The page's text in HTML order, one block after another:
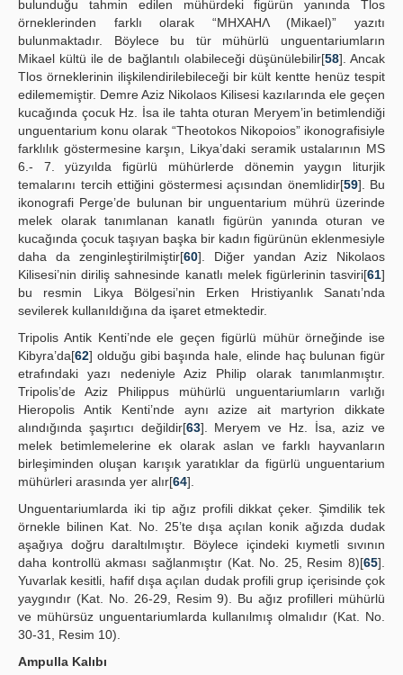
bulunduğu tahmin edilen mühürdeki figürün yanında Tlos
örneklerinden farklı olarak “MHXAHΛ (Mikael)” yazıtı
bulunmaktadır. Böylece bu tür mühürlü unguentariumların
Mikael kültü ile de bağlantılı olabileceği düşünülebilir[58]. Ancak
Tlos örneklerinin ilişkilendirilebileceği bir kült kentte henüz tespit
edilememiştir. Demre Aziz Nikolaos Kilisesi kazılarında ele geçen
kucağında çocuk Hz. İsa ile tahta oturan Meryem’in betimlendiği
unguentarium konu olarak “Theotokos Nikopoios” ikonografisiyle
farklılık göstermesine karşın, Likya’daki seramik ustalarının MS
6.- 7. yüzyılda figürlü mühürlerde dönemin yaygın liturjik
temalarını tercih ettiğini göstermesi açısından önemlidir[59]. Bu
ikonografi Perge’de bulunan bir unguentarium mührü üzerinde
melek olarak tanımlanan kanatlı figürün yanında oturan ve
kucağında çocuk taşıyan başka bir kadın figürünün eklenmesiyle
daha da zenginleştirilmiştir[60]. Diğer yandan Aziz Nikolaos
Kilisesi’nin diriliş sahnesinde kanatlı melek figürlerinin tasviri[61]
bu resmin Likya Bölgesi’nin Erken Hristiyanlık Sanatı’nda
sevilerek kullanıldığına da işaret etmektedir.
Tripolis Antik Kenti’nde ele geçen figürlü mühür örneğinde ise
Kibyra’da[62] olduğu gibi başında hale, elinde haç bulunan figür
etrafındaki yazı nedeniyle Aziz Philip olarak tanımlanmıştır.
Tripolis’de Aziz Philippus mühürlü unguentariumların varlığı
Hieropolis Antik Kenti’nde aynı azize ait martyrion dikkate
alındığında şaşırtıcı değildir[63]. Meryem ve Hz. İsa, aziz ve
melek betimlemelerine ek olarak aslan ve farklı hayvanların
birleşiminden oluşan karışık yaratıklar da figürlü unguentarium
mühürleri arasında yer alır[64].
Unguentariumlarda iki tip ağız profili dikkat çeker. Şimdilik tek
örnekle bilinen Kat. No. 25’te dışa açılan konik ağızda dudak
aşağıya doğru daraltılmıştır. Böylece içindeki kıymetli sıvının
daha kontrollü akması sağlanmıştır (Kat. No. 25, Resim 8)[65].
Yuvarlak kesitli, hafif dışa açılan dudak profili grup içerisinde çok
yaygındır (Kat. No. 26-29, Resim 9). Bu ağız profilleri mühürlü
ve mühürsüz unguentariumlarda kullanılmış olmalıdır (Kat. No.
30-31, Resim 10).
Ampulla Kalıbı